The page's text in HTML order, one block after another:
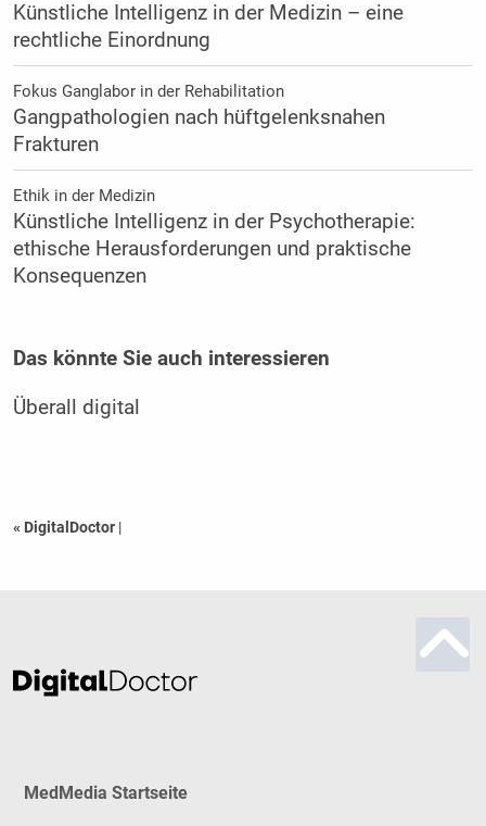
Künstliche Intelligenz in der Medizin – eine
rechtliche Einordnung
Fokus Ganglabor in der Rehabilitation
Gangpathologien nach hüftgelenksnahen
Frakturen
Ethik in der Medizin
Künstliche Intelligenz in der Psychotherapie:
ethische Herausforderungen und praktische
Konsequenzen
Das könnte Sie auch interessieren
Überall digital
« DigitalDoctor |
MedMedia Startseite